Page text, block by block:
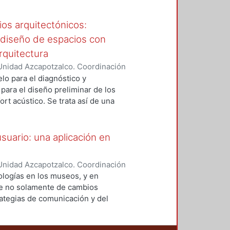
el manejo del automóvil y su
vial, edificios etc. El
evidencia que más allá de
al error, al tiempo que
para aquellos diseñadores
de diseño de interfaz.
arquitectónicos:
de espacios con
Azcapotzalco. Coordinación
MANZO, FAUSTO EDUARDO
para el diagnóstico y
el diseño preliminar de los
acústico. Se trata así de una
con ello pretende facilitar el
para aquellos espacios
una aplicación en
Azcapotzalco. Coordinación
MANUEL
en los museos, y en
no solamente de cambios
de comunicación y del